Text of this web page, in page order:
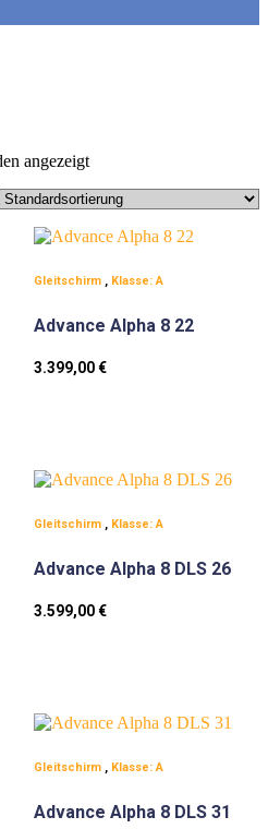
angezeigt
Gleitschirm, Klasse: A
Advance Alpha 8 22
3.399,00€
Gleitschirm, Klasse: A
Advance Alpha 8 DLS 26
3.599,00€
Gleitschirm, Klasse: A
Advance Alpha 8 DLS 31